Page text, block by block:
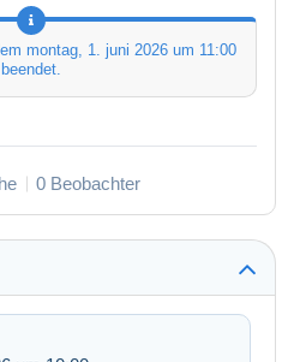
montag, 1. juni 2026 um 11:00
beendet.
0 Beobachter